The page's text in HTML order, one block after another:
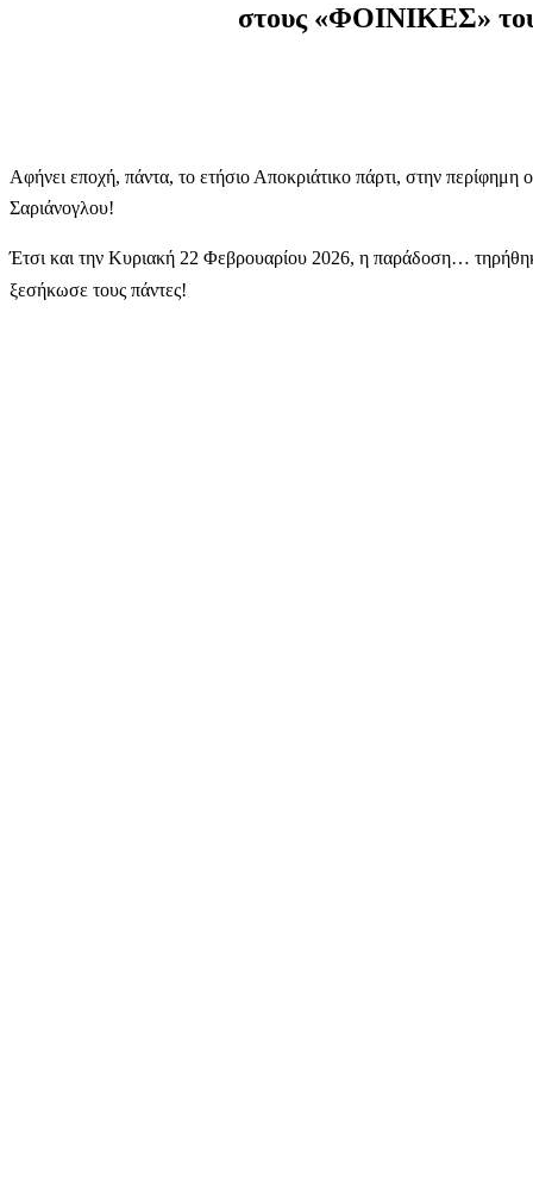
στους «ΦΟΙΝΙΚΕΣ»
Αφήνει εποχή, πάντα, το ετήσιο Αποκριάτικο πάρτι, στην
Σαριάνογλου!
Έτσι και την Κυριακή 22 Φεβρουαρίου 2026, η παράδοση…
ξεσήκωσε τους πάντες!